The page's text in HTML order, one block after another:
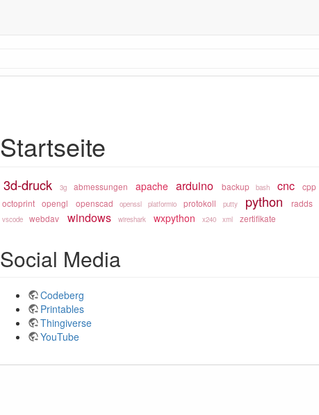
Startseite
3d-druck 3g abmessungen apache arduino backup bash cnc cpp
octoprint opengl openscad openssl platformio protokoll putty python radds
vscode
webdav windows wireshark wxpython x240 xml zertifikate
Social Media
Codeberg
Printables
Thingiverse
YouTube